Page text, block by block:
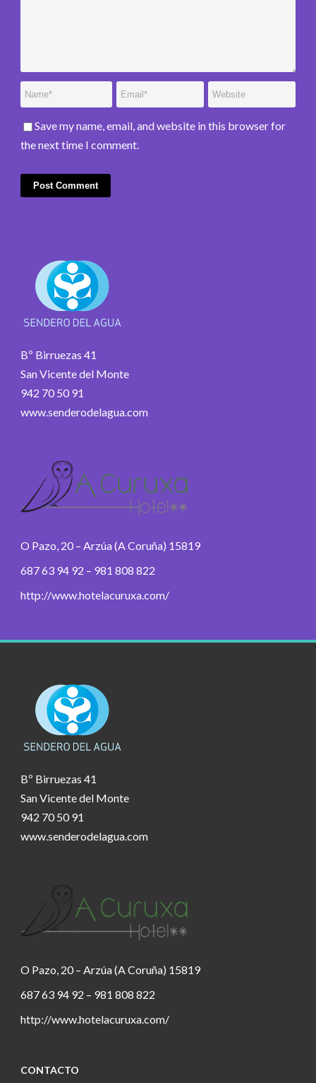
Save my name, email, and website in this browser for
the next time I comment.
Bº Birruezas 41
San Vicente del Monte
942 70 50 91
www.senderodelagua.com
O Pazo, 20 – Arzúa (A Coruña) 15819
687 63 94 92 – 981 808 822
http://www.hotelacuruxa.com/
Bº Birruezas 41
San Vicente del Monte
942 70 50 91
www.senderodelagua.com
O Pazo, 20 – Arzúa (A Coruña) 15819
687 63 94 92 – 981 808 822
http://www.hotelacuruxa.com/
CONTACTO